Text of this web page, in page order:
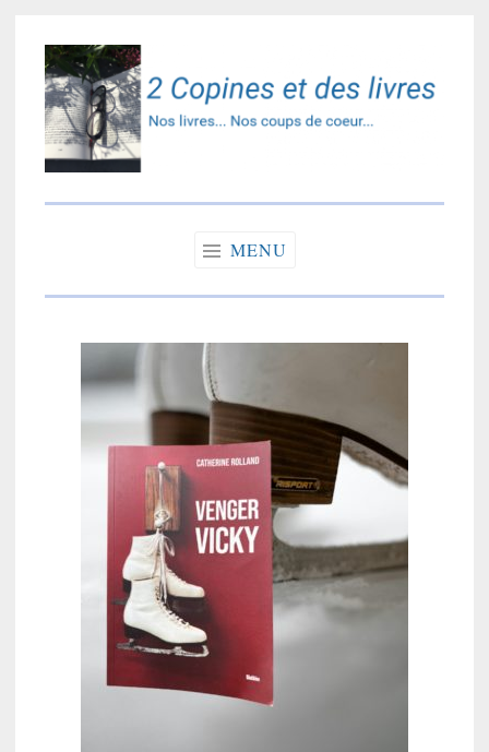
Accéder
au
contenu
principal
2 copines et des
Nos livres… Nos coups de coeur…
MENU